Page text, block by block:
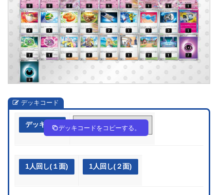
デッキコード
デッキ作成 KYK8cc-qV2Hdg-88K8DK
デッキコードをコピーする。
1人回し(１面) 1人回し(２面)